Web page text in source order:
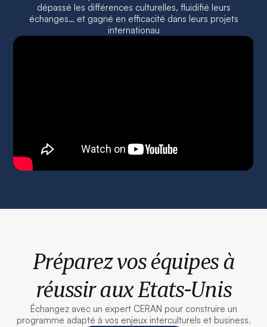
dépassé les différences culturelles, fluidifié leurs
échanges… et gagné en efficacité dans leurs projets
internationau
Préparez vos équipes à
réussir aux Etats-Unis
Échangez avec un expert CERAN pour construire un
programme adapté à vos enjeux interculturels et business.